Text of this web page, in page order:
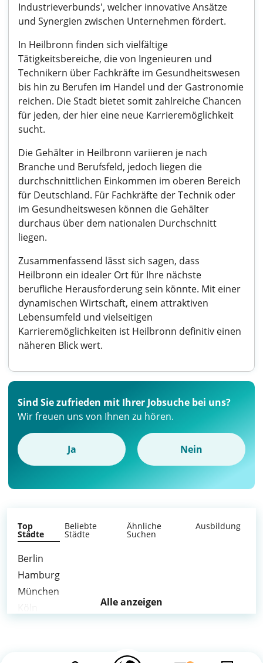
Industrieverbunds', welcher innovative Ansätze
und Synergien zwischen Unternehmen fördert.
In Heilbronn finden sich vielfältige
Tätigkeitsbereiche, die von Ingenieuren und
Technikern über Fachkräfte im Gesundheitswesen
bis hin zu Berufen im Handel und der Gastronomie
reichen. Die Stadt bietet somit zahlreiche Chancen
für jeden, der hier eine neue Karrieremöglichkeit
sucht.
Die Gehälter in Heilbronn variieren je nach
Branche und Berufsfeld, jedoch liegen die
durchschnittlichen Einkommen im oberen Bereich
für Deutschland. Für Fachkräfte der Technik oder
im Gesundheitswesen können die Gehälter
durchaus über dem nationalen Durchschnitt
liegen.
Zusammenfassend lässt sich sagen, dass
Heilbronn ein idealer Ort für Ihre nächste
berufliche Herausforderung sein könnte. Mit einer
dynamischen Wirtschaft, einem attraktiven
Lebensumfeld und vielseitigen
Karrieremöglichkeiten ist Heilbronn definitiv einen
näheren Blick wert.
Sind Sie zufrieden mit Ihrer Jobsuche bei uns?
Wir freuen uns von Ihnen zu hören.
Ja Nein
Top
Städte
Beliebte
Städte
Ähnliche
Suchen
Ausbildung
Berlin
Hamburg
München
Alle anzeigen